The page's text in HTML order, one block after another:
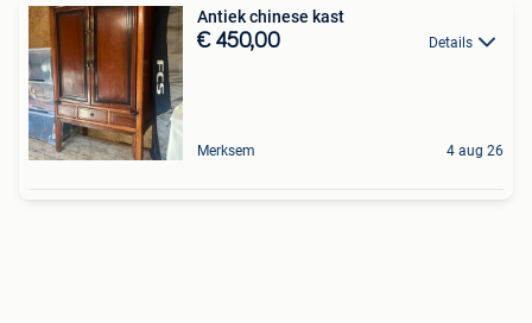
Antiek chinese kast
€ 450,00 Details
Merksem 4 aug 26